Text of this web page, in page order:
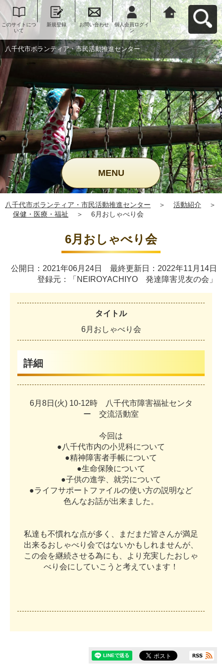
このサイトにつ
いて
新規登録 お問い合わせ
個人会員ログイ
ン
八千代市ボラン
ティア・市民活
動推進センター
へ戻る
八千代市ボランティア・市民活動推進センター
MENU
八千代市ボランティア・市民活動推進センター ＞ 活動紹介
＞
保健・医療・福祉
＞ 6月おしゃべり会
6月おしゃべり会
公開日：2021年06月24日 最終更新日：2022年11月14日
登録元：「NEIROYACHIYO 発達障害児友の会」
タイトル
6月 お し ゃべり 会
詳細
6月 8日 (火) 10-12時 八千代市障害福祉センタ
ー
交流活動室
今回 は
●八千代市内の小児科について
●精神障害者手帳について
●生命保険について
●子供の進学 就労について
●ライ フサポー ト フ ァイ ルの使い方の説明など
色んなお話が出来ま した 。
私達 も不慣れな点が多 く ま だま だ皆さ んが満足
出来るお し ゃべり 会ではないかも しれま せんが
こ の会を継続させる為に も よ り 充実 したお し ゃ
べり 会に していこ う と考え てい ま す ！